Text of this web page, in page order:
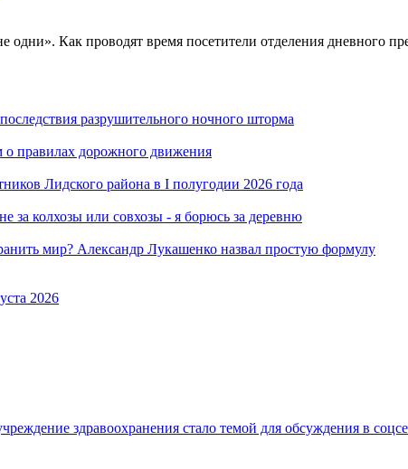
одни». Как проводят время посетители отделения дневного
разрушительного ночного шторма
правилах дорожного движения
Лидского района в I полугодии 2026 года
за колхозы или совхозы - я борюсь за деревню
мир? Александр Лукашенко назвал простую формулу
2026
здравоохранения стало темой для обсуждения в